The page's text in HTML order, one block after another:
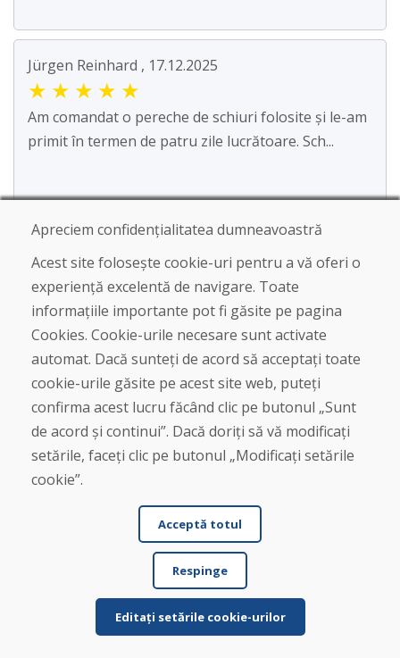
Jürgen Reinhard , 17.12.2025
★ ★ ★ ★ ★
Am comandat o pereche de schiuri folosite și le-am
primit în termen de patru zile lucrătoare. Sch...
Citește mai mult ...
Afișează mai multe recenzii >
Scrie o recenzie
★★★★★
Apreciem confidențialitatea dumneavoastră
Acest site folosește cookie-uri pentru a vă oferi o
experiență excelentă de navigare. Toate
informațiile importante pot fi găsite pe pagina
Cookies. Cookie-urile necesare sunt activate
automat. Dacă sunteți de acord să acceptați toate
cookie-urile găsite pe acest site web, puteți
confirma acest lucru făcând clic pe butonul „Sunt
de acord și continui”. Dacă doriți să vă modificați
setările, faceți clic pe butonul „Modificați setările
cookie”.
Acceptă totul
Respinge
Editați setările cookie-urilor